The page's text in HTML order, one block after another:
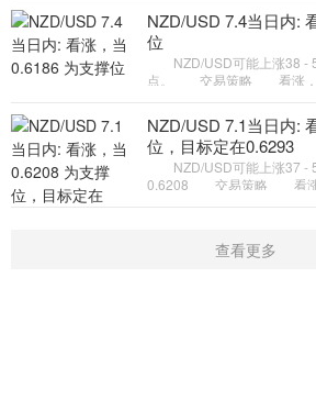
续下跌的趋势，目标位
NZD/USD 7.4当日内:
位
NZD/USD可能上涨38
点。 交易策略 看涨，
势，目标位为 0.6155
NZD/USD 7.1当日内:
位，目标定在0.6293
NZD/USD可能上涨
0.6208 交易策略 看涨
查看更多